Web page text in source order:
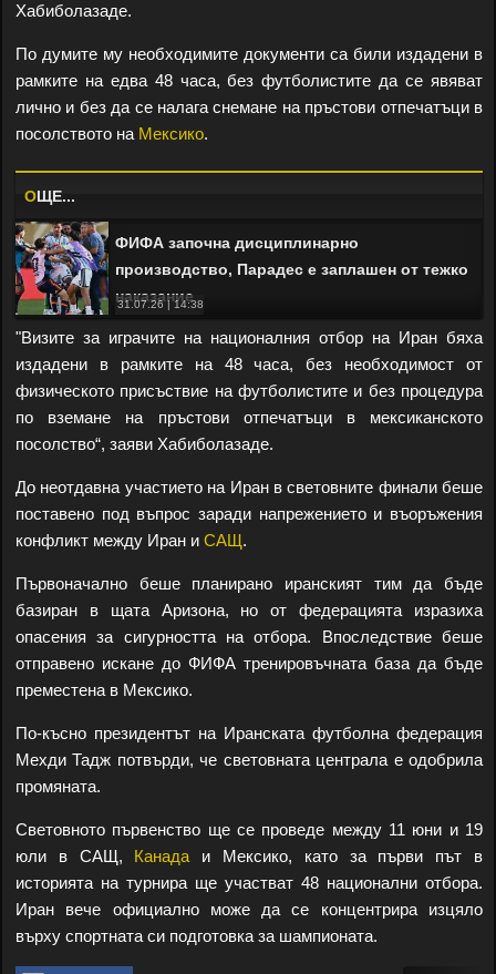
Хабиболазаде.
По думите му необходимите документи са били издадени в
рамките на едва 48 часа, без футболистите да се явяват
лично и без да се налага снемане на пръстови отпечатъци в
посолството на Мексико.
OЩЕ...
31.07.26 | 14:38
ФИФА започна дисциплинарно
производство, Парадес е заплашен от тежко
наказание
"Визите за играчите на националния отбор на Иран бяха
издадени в рамките на 48 часа, без необходимост от
физическото присъствие на футболистите и без процедура
по вземане на пръстови отпечатъци в мексиканското
посолство“, заяви Хабиболазаде.
До неотдавна участието на Иран в световните финали беше
поставено под въпрос заради напрежението и въоръжения
конфликт между Иран и САЩ.
Първоначално беше планирано иранският тим да бъде
базиран в щата Аризона, но от федерацията изразиха
опасения за сигурността на отбора. Впоследствие беше
отправено искане до ФИФА тренировъчната база да бъде
преместена в Мексико.
По-късно президентът на Иранската футболна федерация
Мехди Тадж потвърди, че световната централа е одобрила
промяната.
Световното първенство ще се проведе между 11 юни и 19
юли в САЩ, Канада и Мексико, като за първи път в
историята на турнира ще участват 48 национални отбора.
Иран вече официално може да се концентрира изцяло
върху спортната си подготовка за шампионата.